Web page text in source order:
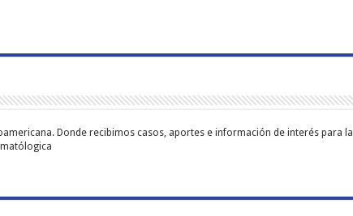
Donde recibimos casos, aportes e información de interés para la